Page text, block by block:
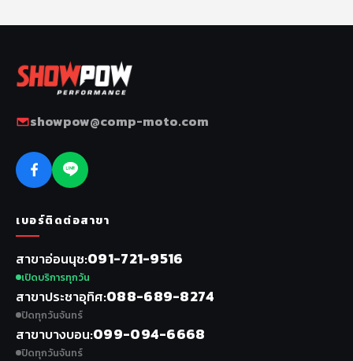
showpow@comp-moto.com
เบอร์ติดต่อสาขา
สาขาอ่อนนุช 091-721-9516
เปิดบริการทุกวัน
สาขาประชาอุทิศ 088-689-8274
ปิดทุกวันจันทร์
สาขาบางบอน 099-094-6668
ปิดทุกวันจันทร์